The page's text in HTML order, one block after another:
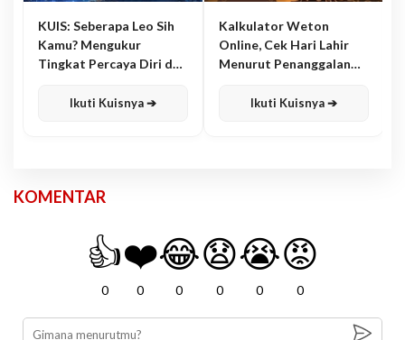
KUIS: Seberapa Leo Sih
Kamu? Mengukur
Tingkat Percaya Diri dan
Ikuti Kuisnya ➔
Kalkulator Weton
Online, Cek Hari Lahir
Menurut Penanggalan
Ikuti Kuisnya ➔
KOMENTAR
👍
0
❤️
0
😂
0
😧
0
😭
0
😡
0